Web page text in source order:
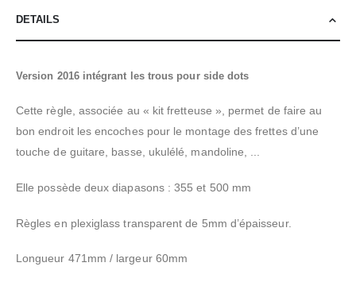
DETAILS
Version 2016 intégrant les trous pour side dots
Cette règle, associée au « kit fretteuse », permet de faire au
bon endroit les encoches pour le montage des frettes d’une
touche de guitare, basse, ukulélé, mandoline, ...
Elle possède deux diapasons : 355 et 500 mm
Règles en plexiglass transparent de 5mm d’épaisseur.
Longueur 471mm / largeur 60mm